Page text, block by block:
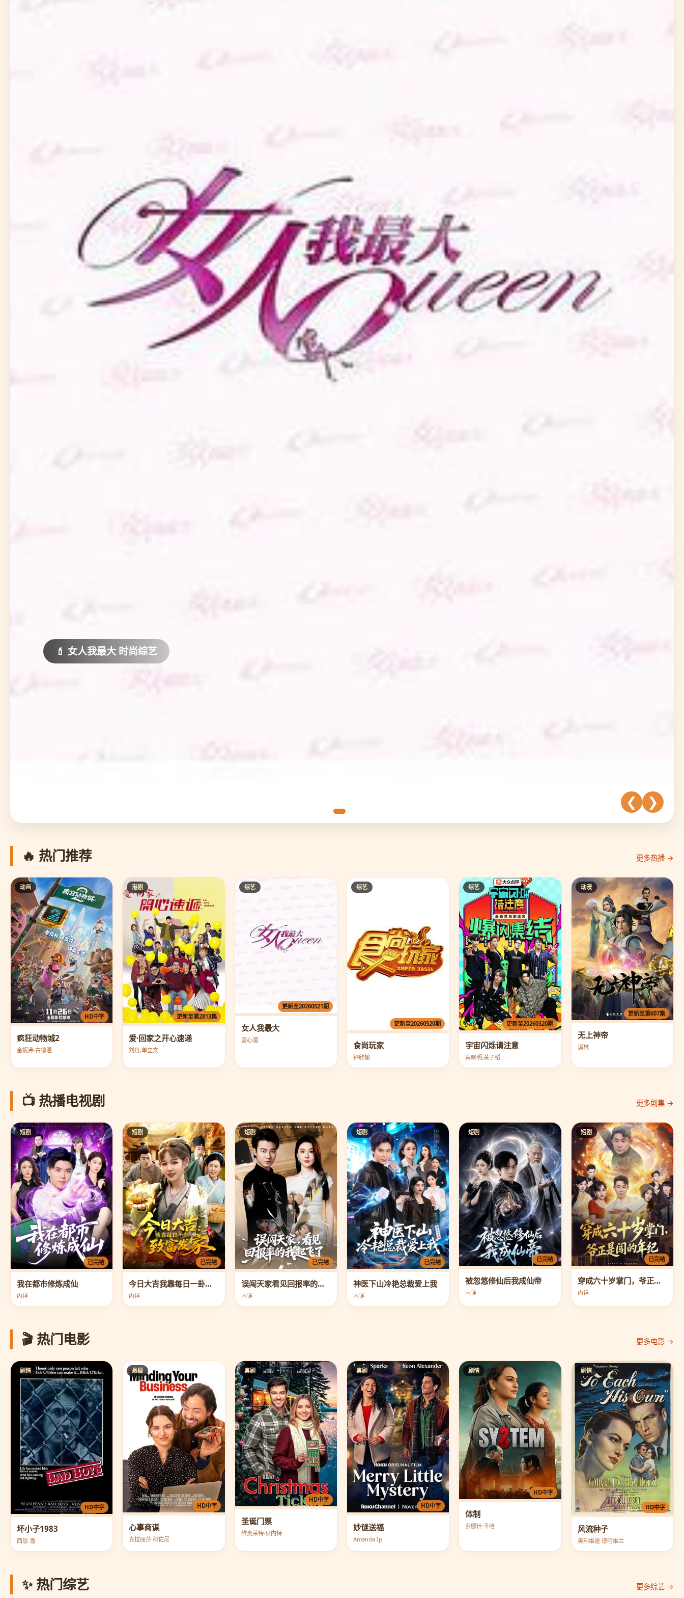
🏝️ 五十公里桃花坞6 爆笑回归
❮ ❯
🔥 热门推荐 更多热播 →
动画
HD中字
疯狂动物城2
金妮弗·古德温
港剧
更新至第2813集
爱·回家之开心速递
刘丹,单立文
综艺
更新至20260521期
女人我最大
蓝心湄
综艺
更新至20260520期
食尚玩家
钟欣愉
综艺
更新至20260320期
宇宙闪烁请注意
黄晓明,黄子韬
动漫
更新至第607集
无上神帝
溪林
📺 热播电视剧 更多剧集 →
短剧
已完结
我在都市修炼成仙
内详
短剧
已完结
今日大吉我靠每日一卦致富发家
内详
短剧
已完结
误闯天家看见回报率的我起飞了
内详
短剧
已完结
神医下山冷艳总裁爱上我
内详
短剧
已完结
被忽悠修仙后我成仙帝
内详
短剧
已完结
穿成六十岁掌门，爷正是闯的年纪
内详
🎬 热门电影 更多电影 →
剧情
HD中字
坏小子1983
西恩·潘
悬疑
HD中字
心事商谋
克拉丽莎·科佐尼
喜剧
HD中字
圣诞门票
维奥莱特·贝内特
喜剧
HD中字
妙谜送福
Amanda Ip
剧情
HD中字
体制
索娜什·辛哈
剧情
HD中字
风流种子
奥利维娅·德哈维兰
✨ 热门综艺 更多综艺 →